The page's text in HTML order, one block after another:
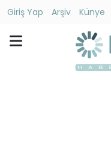
Giriş Yap Arşiv
Künye